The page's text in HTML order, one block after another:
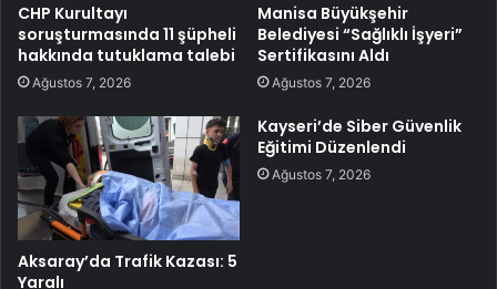
CHP Kurultayı
soruşturmasında 11 şüpheli
hakkında tutuklama talebi
Ağustos 7, 2026
Manisa Büyükşehir
Belediyesi “Sağlıklı İşyeri”
Sertifikasını Aldı
Ağustos 7, 2026
Aksaray’da Trafik Kazası: 5
Yaralı
Kayseri’de Siber Güvenlik
Eğitimi Düzenlendi
Ağustos 7, 2026